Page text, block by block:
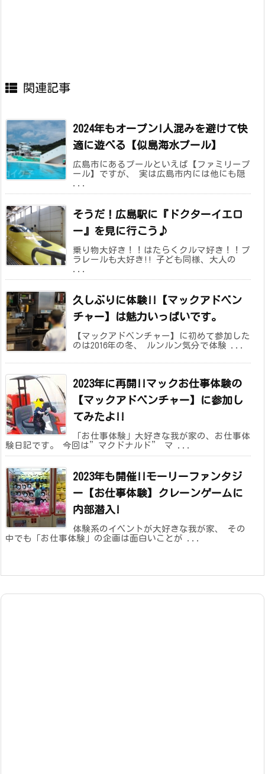
関連記事
2024年もオープン!人混みを避けて快
適に遊べる【似島海水プール】
広島市にあるプールといえば【ファミリープ
ール】ですが、 実は広島市内には他にも隠
そうだ！広島駅に『ドクターイエロ
ー』を見に行こう♪
乗り物大好き！！はたらくクルマ好き！！プ
ラレールも大好き!! 子ども同様、大人の
久しぶりに体験!!【マックアドベン
チャー】は魅力いっぱいです。
【マックアドベンチャー】に初めて参加した
のは2016年の冬、 ルンルン気分で体験 ...
2023年に再開!!マックお仕事体験の
【マックアドベンチャー】に参加し
てみたよ!!
「お仕事体験」大好きな我が家の、お仕事体
験日記です。 今回は”マクドナルド” マ ...
2023年も開催!!モーリーファンタジ
ー【お仕事体験】クレーンゲームに
内部潜入!
体験系のイベントが大好きな我が家、 その
中でも「お仕事体験」の企画は面白いことが ...